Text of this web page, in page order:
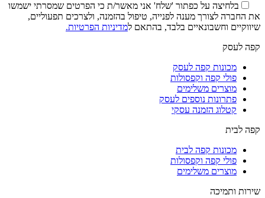
בלחיצה על כפתור 'שלח' אני מאשר/ת כי הפרטים שמסרתי ישמשו
את החברה לצורך מענה לפנייה, טיפול בהזמנה, ולצרכים תפעוליים,
שיווקיים וחשבונאיים בלבד, בהתאם למדיניות הפרטיות.
קפה לעסק
מכונות קפה לעסק
פולי קפה וקפסולות
מוצרים משלימים
פתרונות נוספים לעסק
קטלוג הזמנה עסקי
קפה לבית
מכונות קפה לבית
פולי קפה וקפסולות
מוצרים משלימים
שירות ותמיכה